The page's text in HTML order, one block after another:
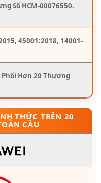
Số HCM-00076550.
45001:2018, 14001-
Hơn 20 Thương
THỨC TRÊN 20
CẦU